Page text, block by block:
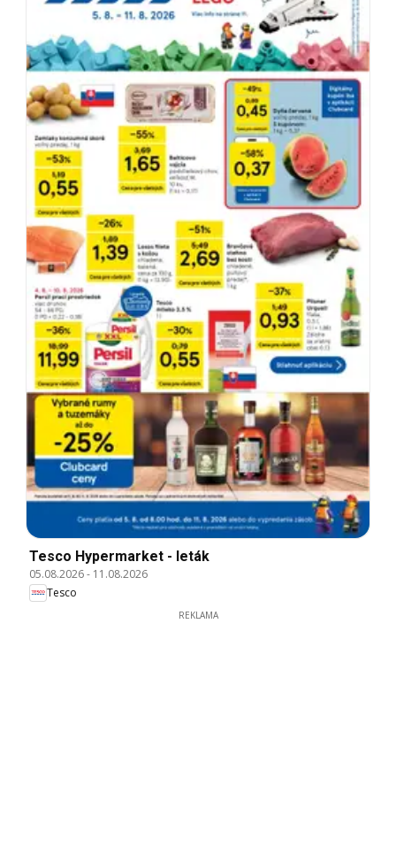
Tesco Hypermarket - leták
05.08.2026- 11.08.2026
Tesco
REKLAMA